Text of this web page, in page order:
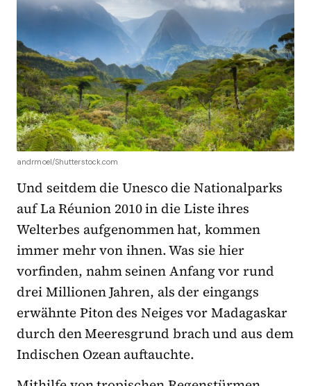
andrmoel/Shutterstock.com
Und seitdem die Unesco die Nationalparks
auf La Réunion 2010 in die Liste ihres
Welterbes aufgenommen hat, kommen
immer mehr von ihnen. Was sie hier
vorfinden, nahm seinen Anfang vor rund
drei Millionen Jahren, als der eingangs
erwähnte Piton des Neiges vor Madagaskar
durch den Meeresgrund brach und aus dem
Indischen Ozean auftauchte.